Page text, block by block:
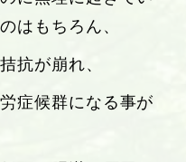
はもちろん、
抗が崩れ、
症候群になる事が